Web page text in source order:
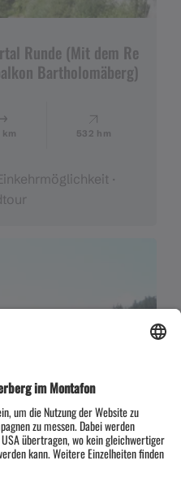
Runde (Mit dem Re
Bartholomäberg)
km 532 hm
·